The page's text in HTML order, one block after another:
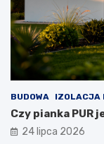
BUDOWA IZOLACJA
Czy pianka PUR
24 lipca 2026